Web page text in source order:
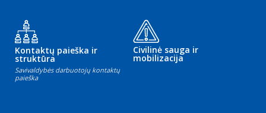
Kontaktų paieška ir
struktūra
Savivaldybės darbuotojų kontaktų
paieška
Civilinė sauga ir
mobilizacija